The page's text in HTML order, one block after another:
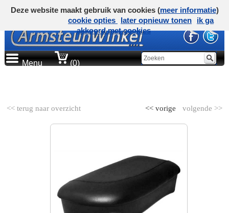
Menu (0)
<< terug naar overzicht volgende >>
<< vorige
Deze website maakt gebruik van cookies (meer informatie)
cookie opties
later opnieuw tonen
ik ga
akkoord met cookies